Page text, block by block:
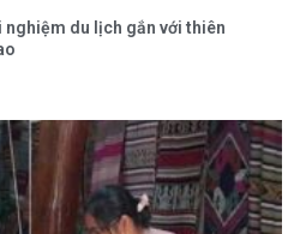
nghiệm du lịch gắn với thiên